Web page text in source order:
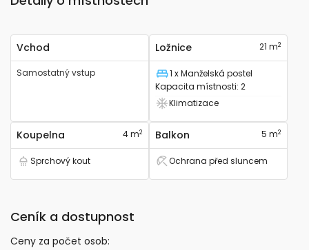
Vchod
Samostatný vstup
Ložnice 21 m2
Lůžko1 x Manželská postel
Kapacita místnosti: 2
Má klimatizaci
Klimatizace
Koupelna 4 m2
Má sprchový kout
Sprchový kout
Balkon 5 m2
Ubytování - ochrana před sluncem
Ochrana před sluncem
Ceník a dostupnost
Ceny za počet osob: